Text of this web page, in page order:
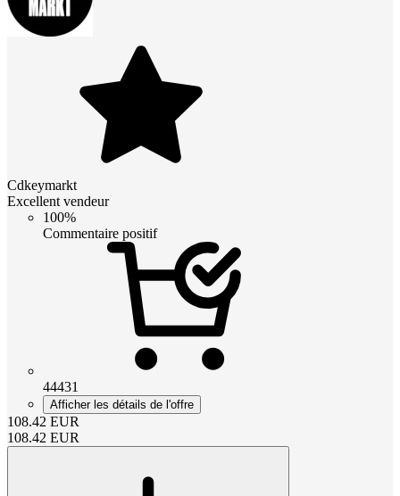
Cdkeymarkt
Excellent vendeur
100%
Commentaire positif
44431
Afficher les détails de l'offre
108.42 EUR
108.42 EUR